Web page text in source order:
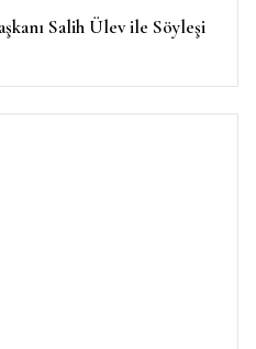
Salih Ülev ile Söyleşi